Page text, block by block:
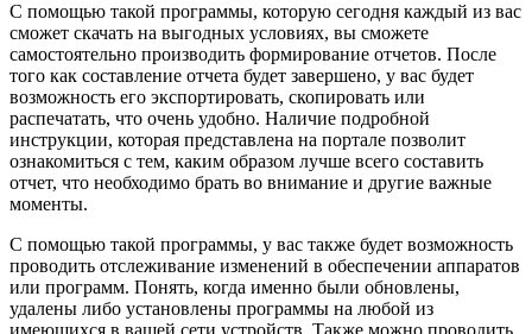
С помощью такой программы, которую сегодня каждый из вас
сможет скачать на выгодных условиях, вы сможете
самостоятельно производить формирование отчетов. После
того как составление отчета будет завершено, у вас будет
возможность его экспортировать, скопировать или
распечатать, что очень удобно. Наличие подробной
инструкции, которая представлена на портале позволит
ознакомиться с тем, каким образом лучше всего составить
отчет, что необходимо брать во внимание и другие важные
моменты.
С помощью такой программы, у вас также будет возможность
проводить отслеживание изменений в обеспечении аппаратов
или программ. Понять, когда именно были обновлены,
удалены либо установлены программы на любой из